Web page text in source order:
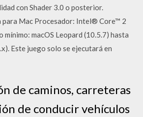
con Shader 3.0 o posterior.
para Mac Procesador: Intel® Core™ 2
macOS Leopard (10.5.7) hasta
Este juego solo se ejecutará en
de caminos, carreteras
de conducir vehículos